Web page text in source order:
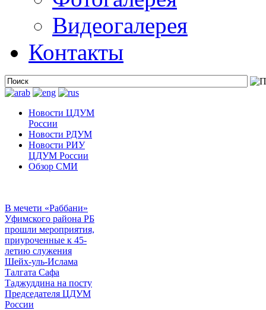
Видеогалерея
Контакты
Новости ЦДУМ
России
Новости РДУМ
Новости РИУ
ЦДУМ России
Обзор СМИ
В мечети «Раббани»
Уфимского района РБ
прошли мероприятия,
приуроченные к 45-
летию служения
Шейх-уль-Ислама
Талгата Сафа
Таджуддина на посту
Председателя ЦДУМ
России